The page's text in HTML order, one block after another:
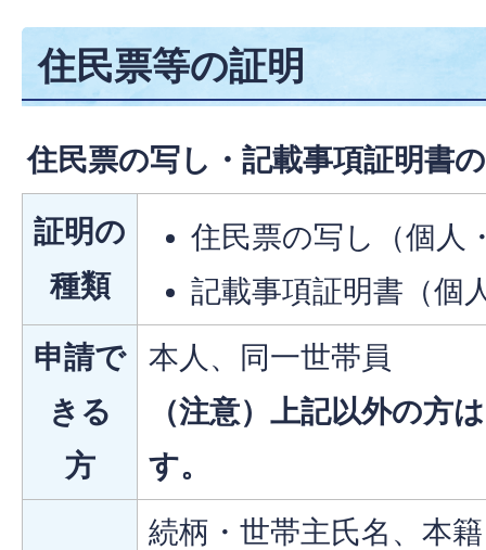
住民票等の証明
住民票の写し・記載事項証明書
証明の
種類
住民票の写し（個人
記載事項証明書（個
申請で
きる
方
本人、同一世帯員
（注意）上記以外の方
す。
続柄・世帯主氏名、本